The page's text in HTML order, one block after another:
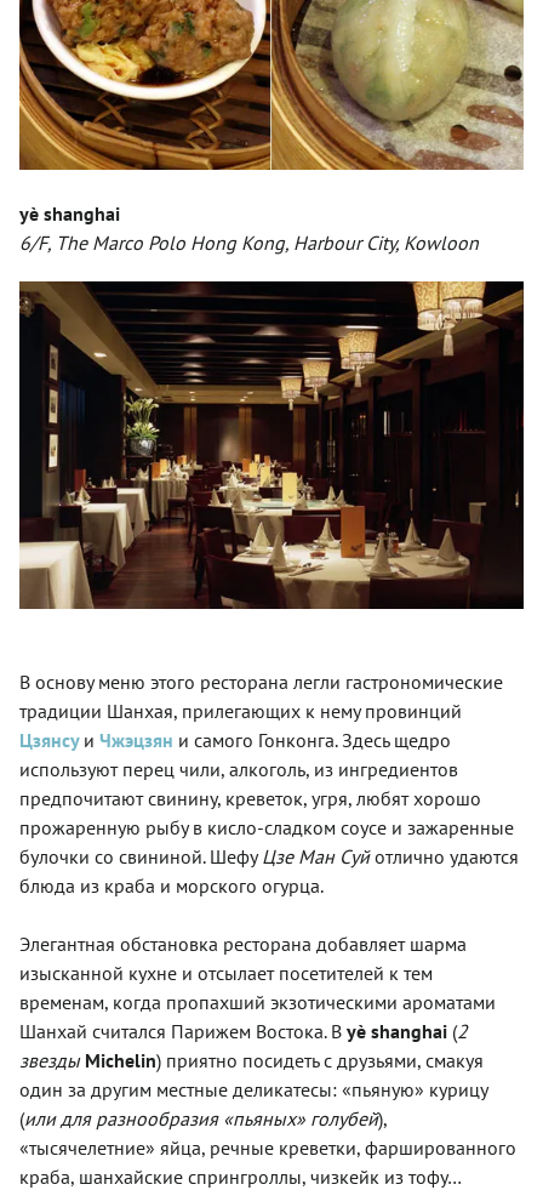
yè shanghai
6/F, The Marco Polo Hong Kong, Harbour City, Kowloon
В основу меню этого ресторана легли гастрономические
традиции Шанхая, прилегающих к нему провинций
Цзянсу и Чжэцзян и самого Гонконга. Здесь щедро
используют перец чили, алкоголь, из ингредиентов
предпочитают свинину, креветок, угря, любят хорошо
прожаренную рыбу в кисло-сладком соусе и зажаренные
булочки со свининой. ШефуЦзе Ман Суйотлично удаются
блюда из краба и морского огурца.
Элегантная обстановка ресторана добавляет шарма
изысканной кухне и отсылает посетителей к тем
временам, когда пропахший экзотическими ароматами
Шанхай считался Парижем Востока. В yè shanghai (2
звезды Michelin) приятно посидеть с друзьями, смакуя
один за другим местные деликатесы: «пьяную» курицу
(или для разнообразия «пьяных» голубей),
«тысячелетние» яйца, речные креветки, фаршированного
краба, шанхайские спрингроллы, чизкейк из тофу…